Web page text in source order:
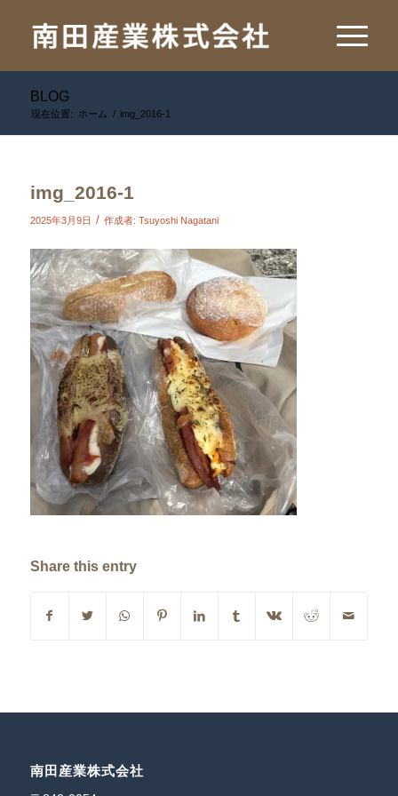
BLOG
現在位置: ホーム / img_2016-1
img_2016-1
2025年3月9日 / 作成者: Tsuyoshi Nagatani
Share this entry
南田産業株式会社